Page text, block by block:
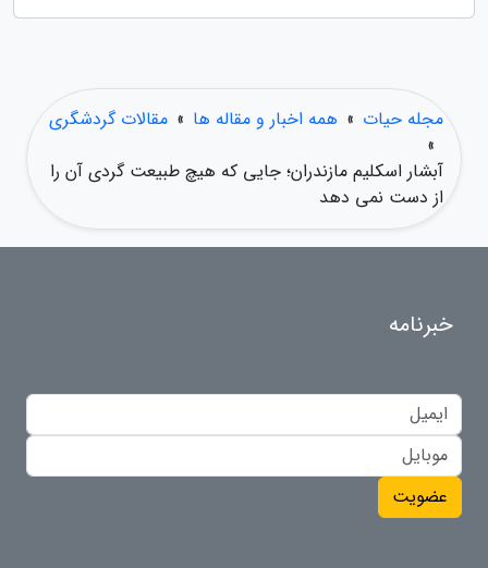
مجله حیات » همه اخبار و مقاله ها » مقالات گردشگری
»
آبشار اسکلیم مازندران؛ جایی که هیچ طبیعت گردی آن را
از دست نمی دهد
خبرنامه
عضویت